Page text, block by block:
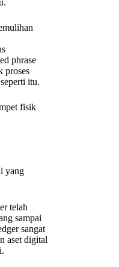
phrase
proses
itu.
fisik
yang
telah
sampai
sangat
aset digital